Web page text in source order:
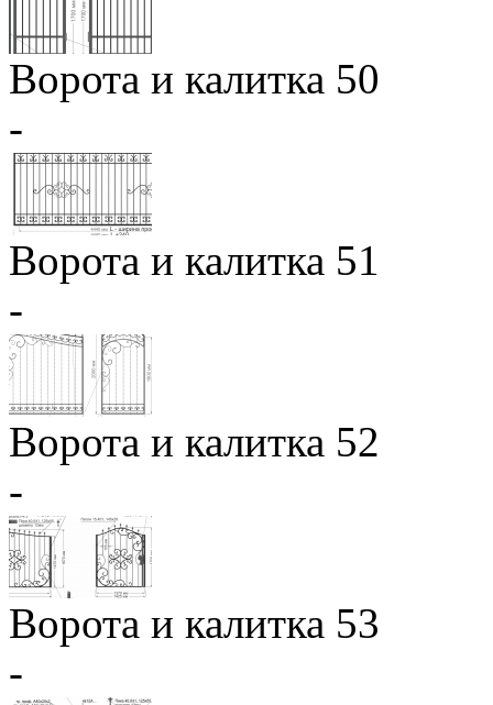
Ворота и калитка 50
-
Ворота и калитка 51
-
Ворота и калитка 52
-
Ворота и калитка 53
-